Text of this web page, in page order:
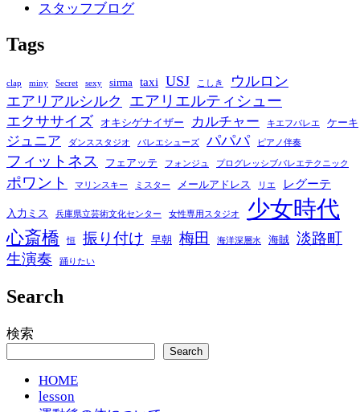
スタッフブログ
Tags
clap miny Secret sexy sirma taxi USJ こしき
ウルロン
エアリアルシルク
エアリエルティシュー
エクササイズ オキシゲナイザー カルチャー キエフバレエ ケーキ
ジュニア ダンススタジオ バレエシューズ パパパ ピアノ伴奏
フィットネス フェアッテ フォンジュ プログレッシブバレエテクニック
ポワント マリンスキー ミスター メールアドレス リエ レグーテ
入力ミス 兵庫県立芸術文化センター 女性専用スタジオ 少女時代
心斎橋 恒 振り付け 早朝 梅田 海洋深層水 海賊 淡路町
生演奏
踊りたい
Search
検索
Search
HOME
lesson